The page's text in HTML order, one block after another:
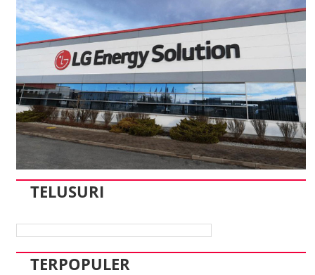
TELUSURI
TERPOPULER